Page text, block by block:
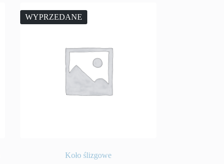
WYPRZEDANE
Koło ślizgowe